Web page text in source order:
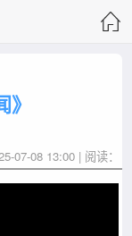
07-08 13:00 | 阅读：